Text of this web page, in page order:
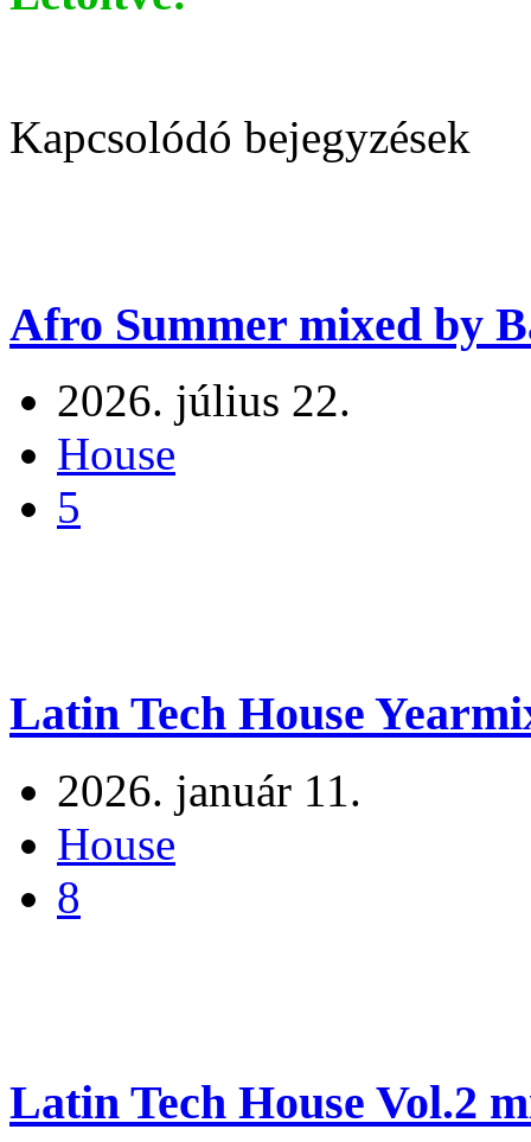
Kapcsolódó bejegyzések
Afro Summer mixed by
2026. július 22.
House
5
Latin Tech House
2026. január 11.
House
8
Latin Tech House Vol.2